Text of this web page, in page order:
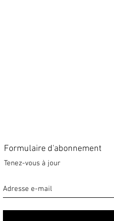
Formulaire d'abonnement
Tenez-vous à jour